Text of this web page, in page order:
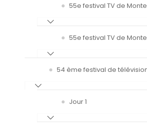
55e festival TV de
55e festival TV de
54 ème festival de
Jour 1